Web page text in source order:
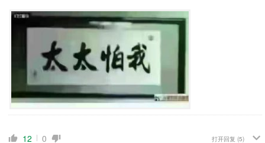
12 0 打开回复 (5)